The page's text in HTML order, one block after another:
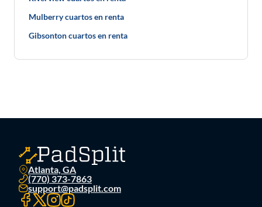
Mulberry cuartos en renta
Gibsonton cuartos en renta
Atlanta, GA
(770) 373-7863
support@padsplit.com